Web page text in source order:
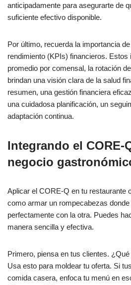
anticipadamente para asegurarte de
suficiente efectivo disponible.
Por último, recuerda la importancia
rendimiento (KPIs) financieros. Estos
promedio por comensal, la rotación
brindan una visión clara de la salud
resumen, una gestión financiera
una cuidadosa planificación, un
adaptación continua.
Integrando el CORE-
negocio
Aplicar el CORE-Q en tu restaurante
como armar un rompecabezas
perfectamente con la otra. Puedes
manera sencilla y efectiva.
Primero, piensa en tus clientes.
Usa esto para moldear tu oferta. Si
comida casera, enfoca tu menú en